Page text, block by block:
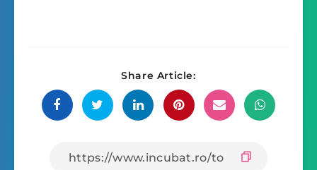
Share Article: